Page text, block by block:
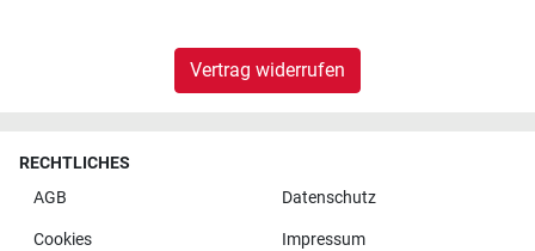
Vertrag widerrufen
RECHTLICHES
AGB
Datenschutz
Cookies Impressum